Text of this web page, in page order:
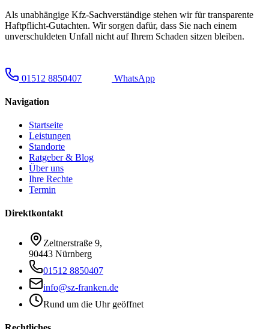
Als unabhängige Kfz-Sachverständige stehen wir für transparente
Haftpflicht-Gutachten. Wir sorgen dafür, dass Sie nach einem
unverschuldeten Unfall nicht auf Ihrem Schaden sitzen bleiben.
01512 8850407 WhatsApp
Navigation
Startseite
Leistungen
Standorte
Ratgeber & Blog
Über uns
Ihre Rechte
Termin
Direktkontakt
Zeltnerstraße 9,
90443 Nürnberg
01512 8850407
info@sz-franken.de
Rund um die Uhr geöffnet